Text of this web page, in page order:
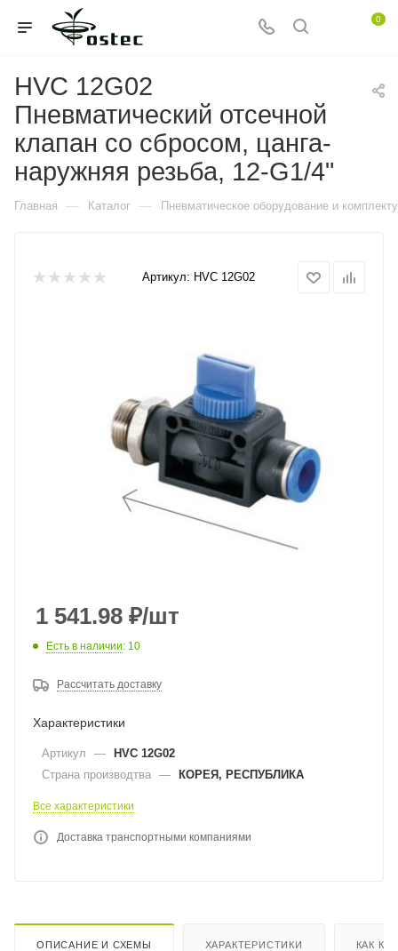
0
HVC 12G02
Пневматический отсечной
клапан со сбросом, цанга-
наружняя резьба, 12-G1/4"
Главная — Каталог — Пневматическое оборудование и
Артикул: HVC 12G02
1 541.98 ₽/шт
Есть в наличии: 10
Рассчитать доставку
Характеристики
Артикул — HVC 12G02
Страна производтва — КОРЕЯ, РЕСПУБЛИКА
Все характеристики
Доставка транспортными компаниями
ОПИСАНИЕ И СХЕМЫ ХАРАКТЕРИСТИКИ КАК